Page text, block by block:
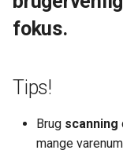
fokus.
Tips!
Brug scanning
mange